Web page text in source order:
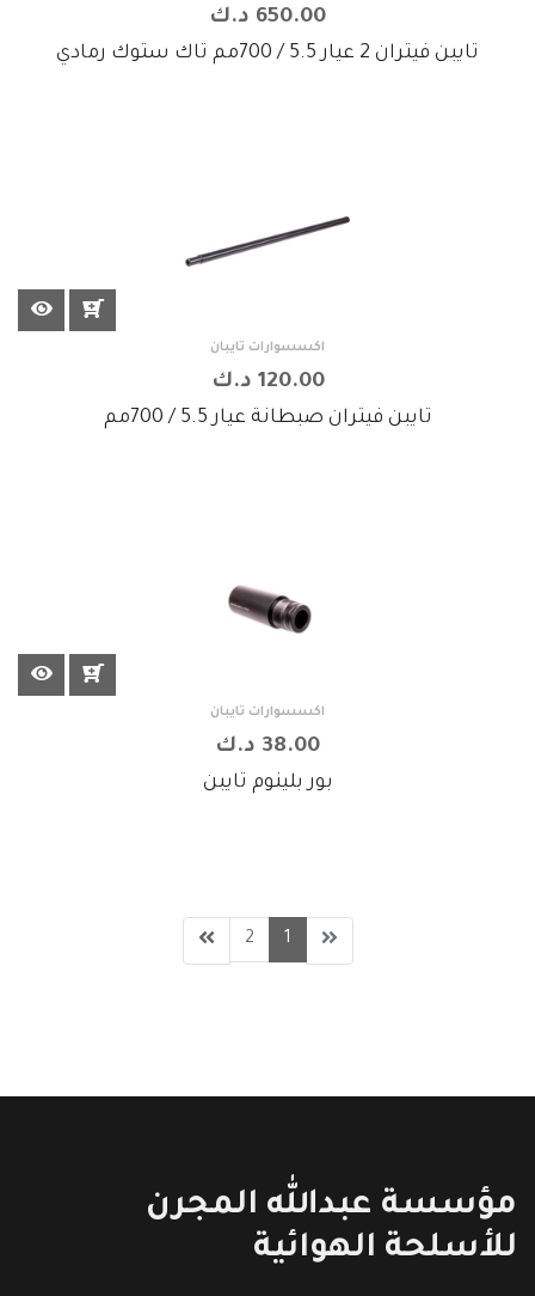
650.00 د.ك
تايبن فيتران 2 عيار 5.5 / 700مم تاك ستوك رمادي
اكسسوارات تايبان
120.00 د.ك
تايبن فيتران صبطانة عيار 5.5 / 700مم
اكسسوارات تايبان
38.00 د.ك
بور بلينوم تايبن
1
2
مؤسسة عبدالله المجرن
للأسلحة الهوائية